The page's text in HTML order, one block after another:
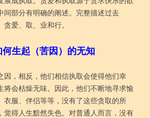
间部分有明确的阐述。完整描述过去
贪爱、取、业和行。
何生起（苦因）的无知
因，相反，他们相信执取会使得他们幸
将会枯燥无味。因此，他们不断地寻求愉
衣服、伴侣等等，没有了这些贪取的所
觉得人生黯然失色。对普通人而言，没有